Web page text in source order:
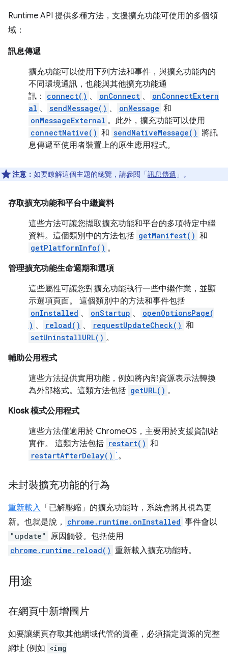
Runtime API 提供多種方法，支援擴充功能可使用的多個領
域：
訊息傳遞
擴充功能可以使用下列方法和事件，與擴充功能內的
不同環境通訊，也能與其他擴充功能通
訊：
connect() 、 onConnect 、
onConnectExtern
al 、 sendMessage() 、 onMessage 和
onMessageExternal 。此外，擴充功能可以使用
connectNative() 和 sendNativeMessage() 將訊
息傳遞至使用者裝置上的原生應用程式。
注意： 如要瞭解這個主題的總覽，請參閱「訊息傳遞 」。
存取擴充功能和平台中繼資料
這些方法可讓您擷取擴充功能和平台的多項特定中繼
資料。這個類別中的方法包括 getManifest() 和
getPlatformInfo() 。
管理擴充功能生命週期和選項
這些屬性可讓您對擴充功能執行一些中繼作業，並顯
示選項頁面。 這個類別中的方法和事件包括
onInstalled 、 onStartup 、
openOptionsPage(
) 、 reload() 、 requestUpdateCheck() 和
setUninstallURL() 。
輔助公用程式
這些方法提供實用功能，例如將內部資源表示法轉換
為外部格式。這類方法包括 getURL() 。
Kiosk 模式公用程式
這些方法僅適用於 ChromeOS，主要用於支援資訊站
實作。 這類方法包括 restart() 和
restartAfterDelay() `。
未封裝擴充功能的行為
重新載入 「已解壓縮」的擴充功能時，系統會將其視為更
新。也就是說，
chrome.runtime.onInstalled 事件會以
"update" 原因觸發。包括使用
chrome.runtime.reload() 重新載入擴充功能時。
用途
在網頁中新增圖片
如要讓網頁存取其他網域代管的資產，必須指定資源的完整
網址 (例如 <img